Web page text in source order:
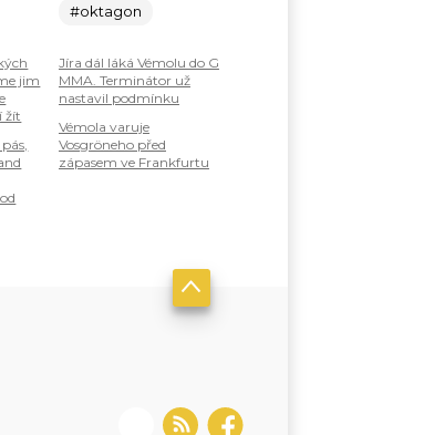
jim
žít
#oktagon
Jíra dál láká Vémolu do G
MMA. Terminátor už
nastavil podmínku
Vémola varuje
Vosgröneho před
zápasem ve Frankfurtu